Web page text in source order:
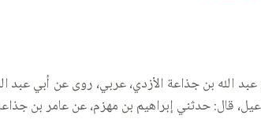
الله بن جذاعة الأزدي، عربي، روى عن أبي عبد
قال: حدثني إبراهيم بن مهزم، عن عامر بن